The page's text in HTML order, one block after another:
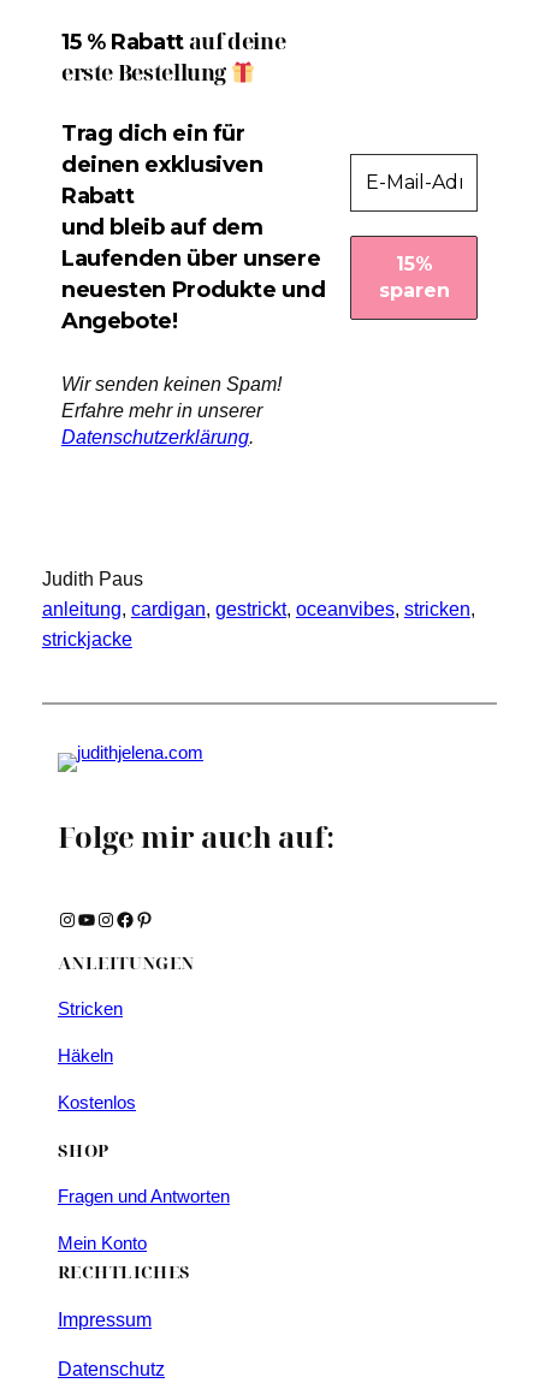
15 % Rabattauf deine
erste Bestellung
Trag dich ein für
deinen exklusiven
Rabatt
und bleib auf dem
Laufenden über unsere
neuesten Produkte und
Angebote!
Wir senden keinen Spam!
Erfahre mehr in unserer
Datenschutzerklärung.
Judith Paus
anleitung, cardigan, gestrickt, oceanvibes, stricken
strickjacke
Folge mir auch auf:
Instagram YouTube Instagram Facebook Pinterest
ANLEITUNGEN
Stricken
Häkeln
Kostenlos
SHOP
Fragen und Antworten
Mein Konto
RECHTLICHES
Impressum
Datenschutz